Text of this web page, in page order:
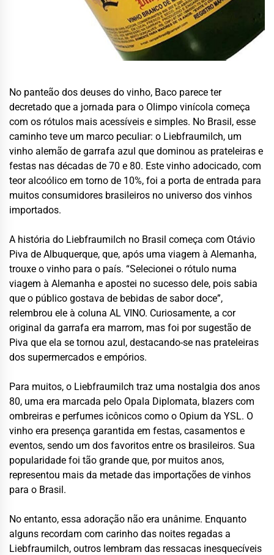
No panteão dos deuses do vinho, Baco parece ter
decretado que a jornada para o Olimpo vinícola começa
com os rótulos mais acessíveis e simples. No Brasil, esse
caminho teve um marco peculiar: o Liebfraumilch, um
vinho alemão de garrafa azul que dominou as prateleiras e
festas nas décadas de 70 e 80. Este vinho adocicado, com
teor alcoólico em torno de 10%, foi a porta de entrada para
muitos consumidores brasileiros no universo dos vinhos
importados.
A história do Liebfraumilch no Brasil começa com Otávio
Piva de Albuquerque, que, após uma viagem à Alemanha,
trouxe o vinho para o país. “Selecionei o rótulo numa
viagem à Alemanha e apostei no sucesso dele, pois sabia
que o público gostava de bebidas de sabor doce”,
relembrou ele à coluna AL VINO. Curiosamente, a cor
original da garrafa era marrom, mas foi por sugestão de
Piva que ela se tornou azul, destacando-se nas prateleiras
dos supermercados e empórios.
Para muitos, o Liebfraumilch traz uma nostalgia dos anos
80, uma era marcada pelo Opala Diplomata, blazers com
ombreiras e perfumes icônicos como o Opium da YSL. O
vinho era presença garantida em festas, casamentos e
eventos, sendo um dos favoritos entre os brasileiros. Sua
popularidade foi tão grande que, por muitos anos,
representou mais da metade das importações de vinhos
para o Brasil.
No entanto, essa adoração não era unânime. Enquanto
alguns recordam com carinho das noites regadas a
Liebfraumilch, outros lembram das ressacas inesquecíveis